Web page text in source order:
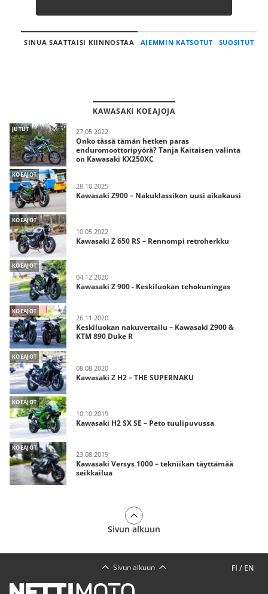
SINUA SAATTAISI KIINNOSTAA AIEMMIN KATSOTUT SUOSITUT
KAWASAKI KOEAJOJA
JUTUT 27.05.2022
Onko tässä tämän hetken paras
enduromoottoripyörä? Tanja Kaitaisen valinta
on Kawasaki KX250XC
KOEAJOT
28.10.2025
Kawasaki Z900 – Nakuklassikon uusi aikakausi
KOEAJOT
10.05.2022
Kawasaki Z 650 RS – Rennompi retroherkku
KOEAJOT
04.12.2020
Kawasaki Z 900 - Keskiluokan tehokuningas
KOEAJOT
26.11.2020
Keskiluokan nakuvertailu – Kawasaki Z900 &
KTM 890 Duke R
KOEAJOT
08.08.2020
Kawasaki Z H2 – THE SUPERNAKU
KOEAJOT
10.10.2019
Kawasaki H2 SX SE – Peto tuulipuvussa
KOEAJOT
23.08.2019
Kawasaki Versys 1000 – tekniikan täyttämää
seikkailua
Sivun alkuun
FI / EN
Sivun alkuun